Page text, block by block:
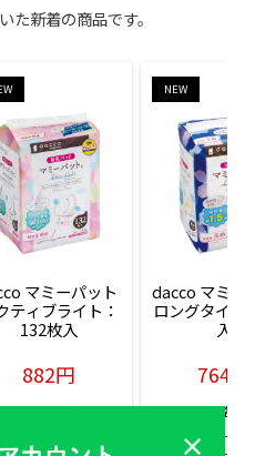
た新着の商品です。
マミーパット
ティブライト：
132枚入
882円
販売価格(税込)
NEW
dacco マミー
ロングタイム
入
764円
販売価格(税